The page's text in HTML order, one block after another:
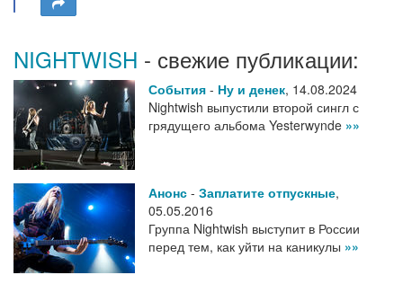
NIGHTWISH - свежие публикации:
События - Ну и денек, 14.08.2024
Nightwish выпустили второй сингл с
грядущего альбома Yesterwynde »»
Анонс - Заплатите отпускные,
05.05.2016
Группа Nightwish выступит в России
перед тем, как уйти на каникулы »»